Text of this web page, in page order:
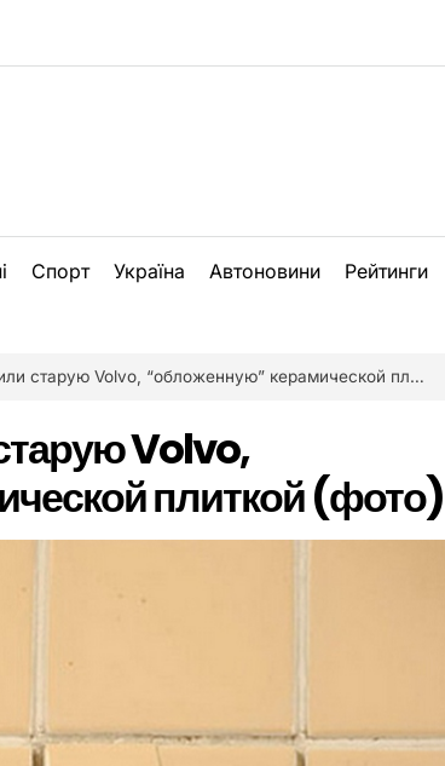
Спорт Україна Автоновини Рейтинги
Volvo, “обложенную” керамической плиткой (фото)
Volvo,
плиткой (фото)